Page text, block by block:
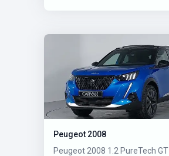
Peugeot 2008
Peugeot 2008 1.2 PureTech GT